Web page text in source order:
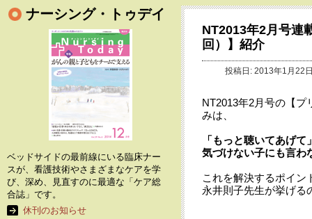
NT2013年2月号連
回）】紹介
投稿日: 2013年1月22
NT2013年2月号の【プ
みは、
「もっと聴いてあげ
気づけない子にも言わ
これを解決するポイン
永井則子先生が挙げる
ナーシング・トゥデイ
ベッドサイドの最前線にいる臨床ナー
スが、看護技術やさまざまなケアを学
び、深め、見直すのに最適な「ケア総
合誌」です。
休刊のお知らせ